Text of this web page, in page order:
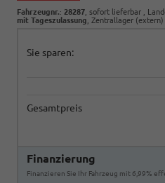
Fahrzeugnr.: 28287 sofort lieferbar ,
mit Tageszulassung , Zentrallager (extern)
Sie sparen:
Gesamtpreis
Finanzierung
Finanzieren Sie Ihr Fahrzeug mit 6,99%